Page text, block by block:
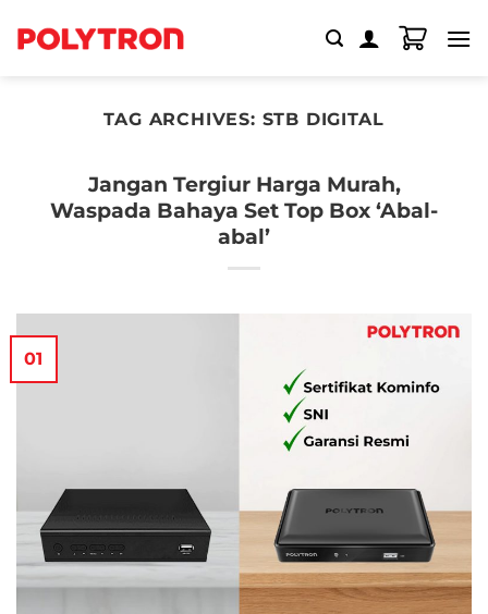
TAG ARCHIVES: STB DIGITAL
Jangan Tergiur Harga Murah,
Waspada Bahaya Set Top Box ‘Abal-
abal’
01